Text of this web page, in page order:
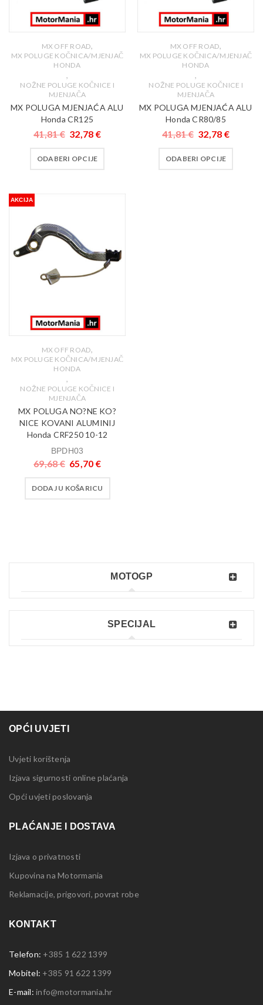
MOTOGP
SPECIJAL
MX OFF ROAD,
MX POLUGE KOČNICA/MJENJAČ
HONDA
,
NOŽNE POLUGE KOČNICE I
MJENJAČA
MX POLUGA MJENJAĆA ALU
Honda CR125
41,81€ 32,78 €
ODABERI OPCIJE
MX OFF ROAD,
MX POLUGE KOČNICA/MJENJAČ
HONDA
,
NOŽNE POLUGE KOČNICE I
MJENJAČA
MX POLUGA MJENJAĆA ALU
Honda CR80/85
41,81€ 32,78 €
ODABERI OPCIJE
AKCIJA
MX OFF ROAD,
MX POLUGE KOČNICA/MJENJAČ
HONDA
,
NOŽNE POLUGE KOČNICE I
MJENJAČA
MX POLUGA NO?NE KO?
NICE KOVANI ALUMINIJ
Honda CRF250 10-12
BPDH03
69,68€ 65,70 €
DODAJ U KOŠARICU
OPĆI UVJETI
Uvjeti korištenja
Izjava sigurnosti online plaćanja
Opći uvjeti poslovanja
PLAĆANJE I DOSTAVA
Izjava o privatnosti
Kupovina na Motormania
Reklamacije, prigovori, povrat robe
KONTAKT
Telefon: +385 1 622 1399
Mobitel: +385 91 622 1399
E-mail: info@motormania.hr